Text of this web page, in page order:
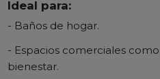
Ideal para:
- Baños de hogar.
- Espacios comerciales
bienestar.